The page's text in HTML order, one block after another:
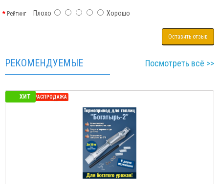
РейтингПлохо Хорошо
Оставить отзыв
РЕКОМЕНДУЕМЫЕ Посмотреть всё >>
ХИТ
СЕЗОННАЯ РАСПРОДАЖА